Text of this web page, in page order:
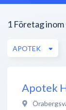
1 Företag inom
APOTEK
Apotek